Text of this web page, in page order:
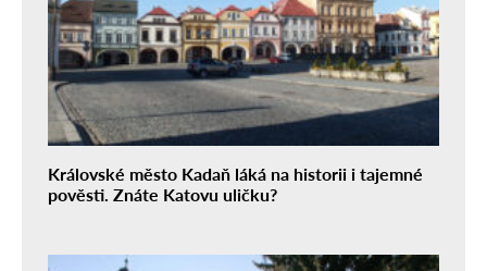
Královské město Kadaň láká na historii i tajemné
pověsti. Znáte Katovu uličku?